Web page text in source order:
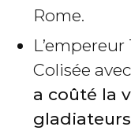
Rome.
Colisée
a coûté la
gladiateurs